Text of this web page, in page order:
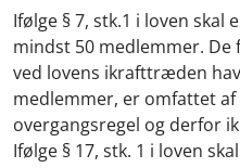
Ifølge § 7, stk.1 i loven skal
mindst 50 medlemmer.
ved lovens ikrafttræden
medlemmer, er omfattet
overgangsregel og derfor
Ifølge § 17, stk. 1 i loven